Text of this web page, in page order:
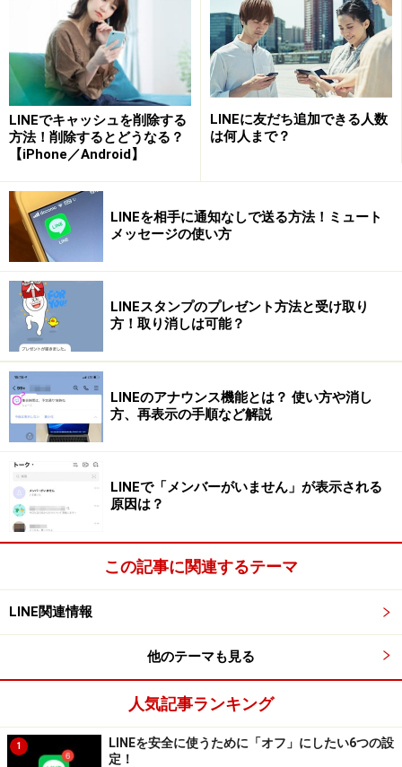
フォントサイズ「小」
フォントサイズ「小」
フォントサイズ「普通」
フォントサイズ「普通」
フォントサイズ「大」
フォントサイズ「大」
フォントサイズ「特大」
フォントサイズ「特大」
LINEでキャッシュを削除する
方法！削除するとどうなる？
【iPhone／Android】
LINEに友だち追加できる人数
は何人まで？
LINEを相手に通知なしで送る方法！ミュート
メッセージの使い方
LINEスタンプのプレゼント方法と受け取り
方！取り消しは可能？
LINEのアナウンス機能とは？ 使い方や消し
方、再表示の手順など解説
LINEで「メンバーがいません」が表示される
原因は？
この記事に関連するテーマ
LINE関連情報
他のテーマも見る
人気記事ランキング
1
LINEを安全に使うために「オフ」にしたい6つの設
定！